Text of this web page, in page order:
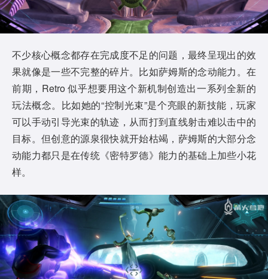
不少核心概念都存在完成度不足的问题，最终呈现出的效
果就像是一些不完整的碎片。比如萨姆斯的念动能力。在
前期，Retro 似乎想要用这个新机制创造出一系列全新的
玩法概念。比如她的“控制光束”是个亮眼的新技能，玩家
可以手动引导光束的轨迹，从而打到直线射击难以击中的
目标。但创意的源泉很快就开始枯竭，萨姆斯的大部分念
动能力都只是在传统《密特罗德》能力的基础上加些小花
样。